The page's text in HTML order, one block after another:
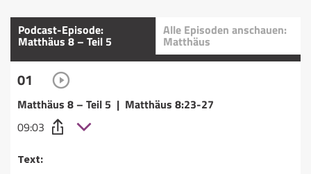
Podcast-Episode:
Matthäus 8 – Teil 5
Alle Episoden anschauen:
Matthäus
01
Matthäus 8 – Teil 5 | Matthäus 8:23-27
09:03
Text: